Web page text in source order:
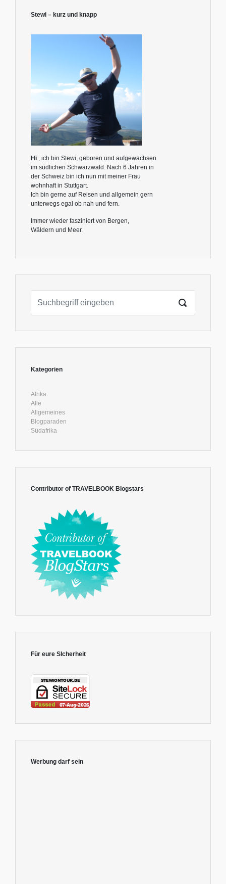
Stewi – kurz und knapp
Hi , ich bin Stewi, geboren und aufgewachsen
im südlichen Schwarzwald. Nach 6 Jahren in
der Schweiz bin ich nun mit meiner Frau
wohnhaft in Stuttgart.
Ich bin gerne auf Reisen und allgemein gern
unterwegs egal ob nah und fern.
Immer wieder fasziniert von Bergen,
Wäldern und Meer.
Kategorien
Afrika
Alle
Allgemeines
Blogparaden
Südafrika
Contributor of TRAVELBOOK Blogstars
Für eure SIcherheit
Werbung darf sein